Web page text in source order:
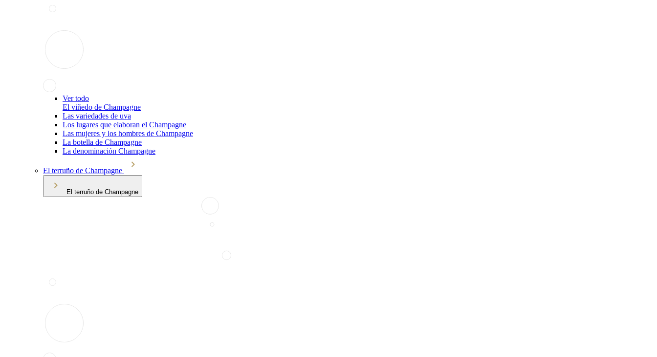
Ver todo
El viñedo de Champagne
Las variedades de uva
Los lugares que elaboran el Champagne
Las mujeres y los hombres de Champagne
La botella de Champagne
La denominación Champagne
El terruño de Champagne
El terruño de Champagne